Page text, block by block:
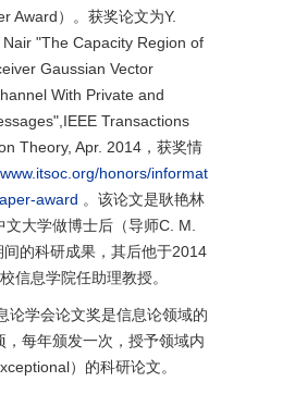
Award）。获奖论文为Y.
"The Capacity Region of
Gaussian Vector
With Private and
Transactions
Theory, Apr. 2014，获奖情
honors/informat
award 。该论文是耿艳林
文大学做博士后（导师C. M.
间的科研成果，其后他于2014
信息学院任助理教授。
论学会论文奖是信息论领域的
，每年颁发一次，授予领域内
）的科研论文。